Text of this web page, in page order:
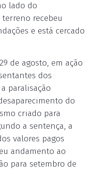
lado do
recebeu
e está cercado
de agosto, em ação
dos
paralisação
do
criado para
a sentença, a
valores pagos
andamento ao
para setembro de